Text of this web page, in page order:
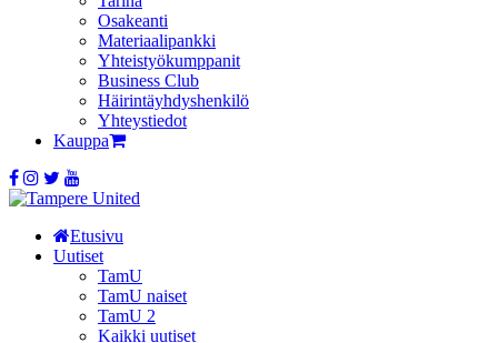
Osakeanti
Materiaalipankki
Yhteistyö­kumppanit
Business Club
Häirintä­yhdyshenkilö
Yhteystiedot
Kauppa
Etusivu
Uutiset
TamU
TamU naiset
TamU 2
Kaikki uutiset